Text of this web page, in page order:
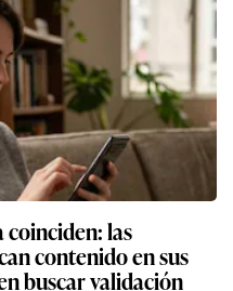
coinciden: las
contenido en sus
buscar validación